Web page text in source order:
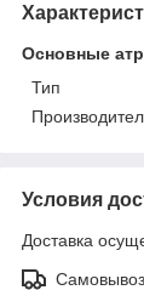
Основные
Тип
Условия
Доставка
Самовывоз